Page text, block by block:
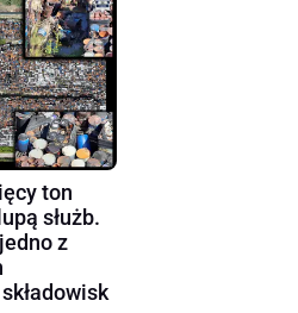
ton
służb.
z